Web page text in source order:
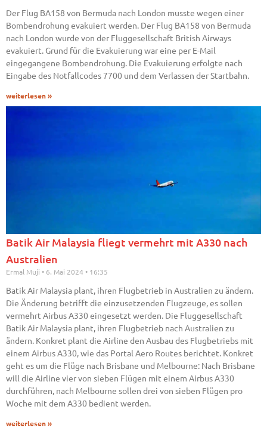
Der Flug BA158 von Bermuda nach London musste wegen einer
Bombendrohung evakuiert werden. Der Flug BA158 von Bermuda
nach London wurde von der Fluggesellschaft British Airways
evakuiert. Grund für die Evakuierung war eine per E-Mail
eingegangene Bombendrohung. Die Evakuierung erfolgte nach
Eingabe des Notfallcodes 7700 und dem Verlassen der Startbahn.
weiterlesen »
Batik Air Malaysia fliegt vermehrt mit A330 nach
Australien
Ermal Muji 6. Mai 2024 16:35
Batik Air Malaysia plant, ihren Flugbetrieb in Australien zu ändern.
Die Änderung betrifft die einzusetzenden Flugzeuge, es sollen
vermehrt Airbus A330 eingesetzt werden. Die Fluggesellschaft
Batik Air Malaysia plant, ihren Flugbetrieb nach Australien zu
ändern. Konkret plant die Airline den Ausbau des Flugbetriebs mit
einem Airbus A330, wie das Portal Aero Routes berichtet. Konkret
geht es um die Flüge nach Brisbane und Melbourne: Nach Brisbane
will die Airline vier von sieben Flügen mit einem Airbus A330
durchführen, nach Melbourne sollen drei von sieben Flügen pro
Woche mit dem A330 bedient werden.
weiterlesen »